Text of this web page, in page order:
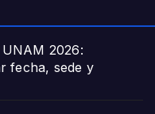
2026:
fecha, sede y